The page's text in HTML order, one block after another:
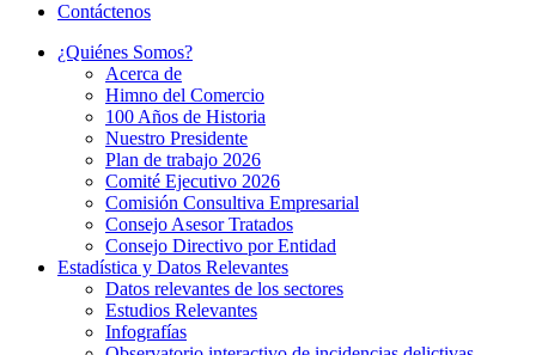
Contáctenos
¿Quiénes Somos?
Acerca de
Himno del Comercio
100 Años de Historia
Nuestro Presidente
Plan de trabajo 2026
Comité Ejecutivo 2026
Comisión Consultiva Empresarial
Consejo Asesor Tratados
Consejo Directivo por Entidad
Estadística y Datos Relevantes
Datos relevantes de los sectores
Estudios Relevantes
Infografías